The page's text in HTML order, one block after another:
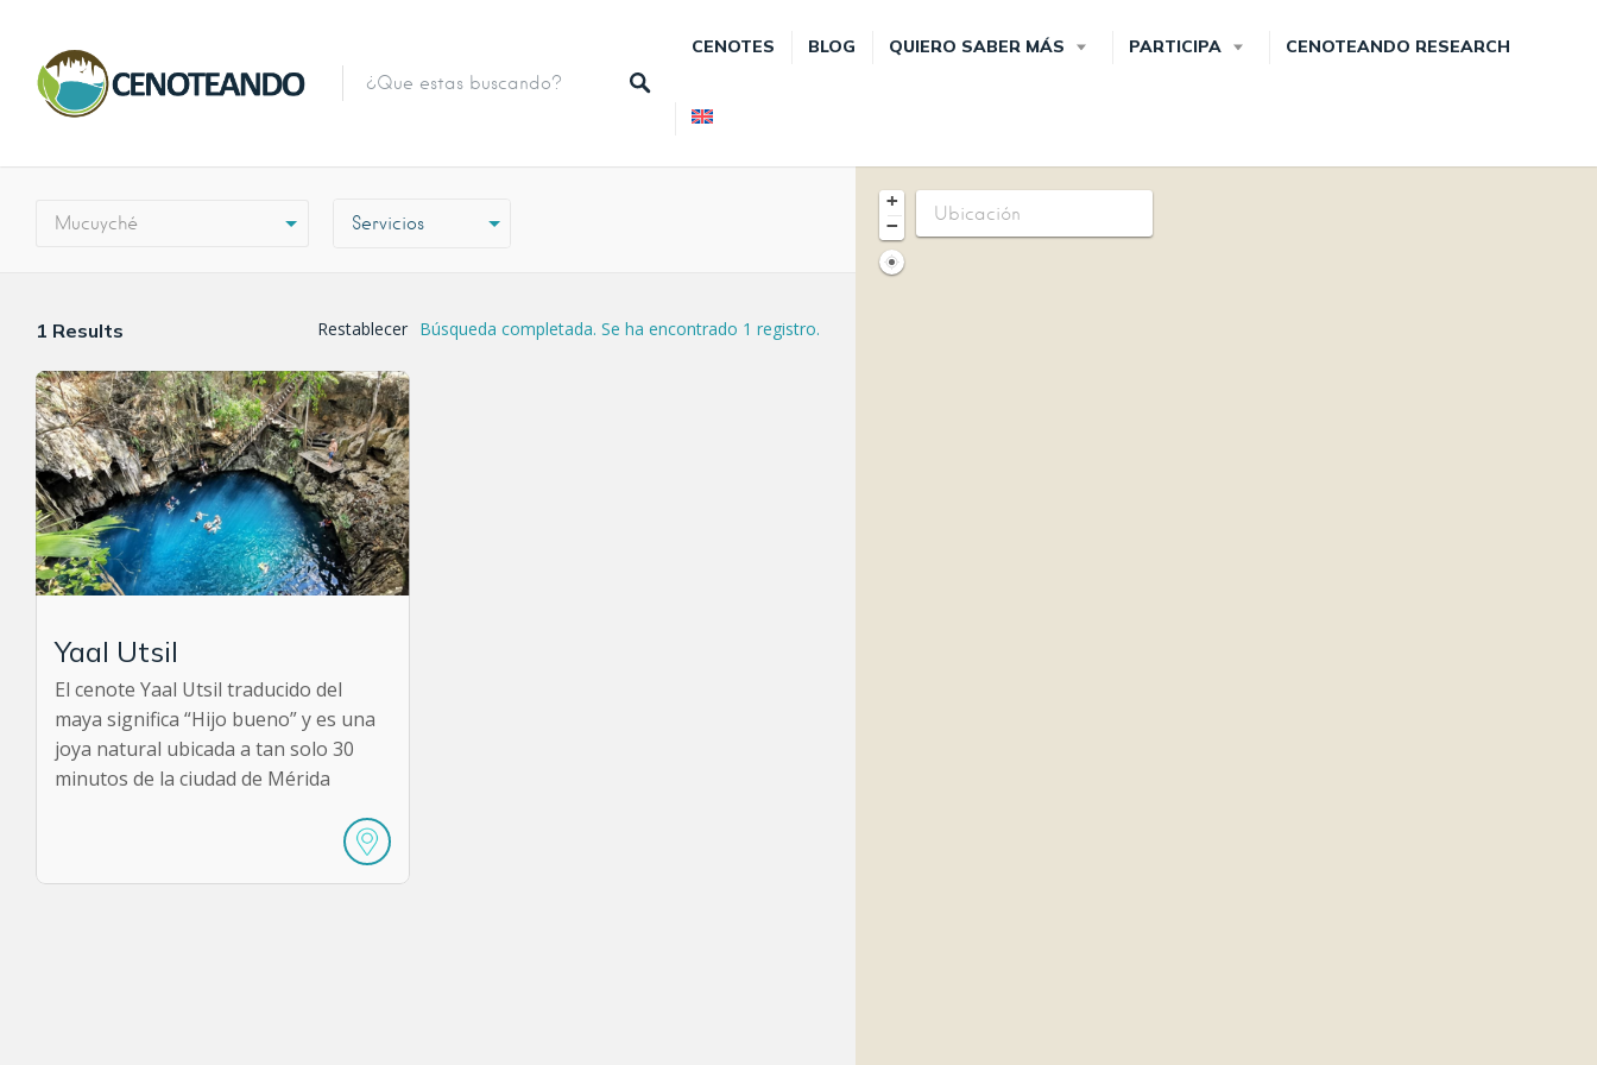
CENOTES BLOG QUIERO SABER MÁS PARTICIPA CENOTEANDO RESEARCH
Mucuyché
1 Results Búsqueda completada. Se ha encontrado 1 registro.
Restablecer
Yaal Utsil
El cenote Yaal Utsil traducido del
maya significa “Hijo bueno” y es una
joya natural ubicada a tan solo 30
minutos de la ciudad de Mérida
+
−